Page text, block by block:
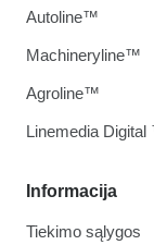
Informacija
Tiekimo sąlygos
Autoline™
Machineryline™
Agroline™
Linemedia